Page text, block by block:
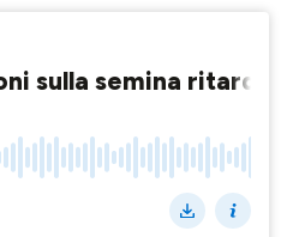
sulla semina